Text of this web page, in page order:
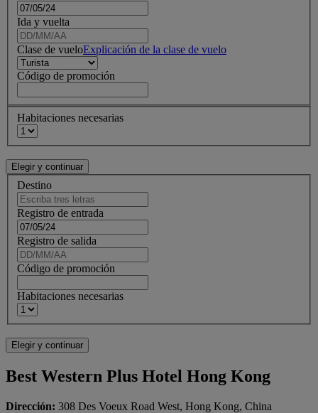
Ida y vuelta
Clase de vueloExplicación de la clase de vuelo
Código de promoción
Habitaciones necesarias
Destino
Registro de entrada
Registro de salida
Código de promoción
Habitaciones necesarias
Best Western Plus Hotel Hong Kong
Dirección: 308 Des Voeux Road West, Hong Kong, China